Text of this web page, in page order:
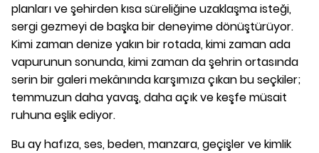
planları ve şehirden kısa süreliğine uzaklaşma isteği,
sergi gezmeyi de başka bir deneyime dönüştürüyor.
Kimi zaman denize yakın bir rotada, kimi zaman ada
vapurunun sonunda, kimi zaman da şehrin ortasında
serin bir galeri mekânında karşımıza çıkan bu seçkiler;
temmuzun daha yavaş, daha açık ve keşfe müsait
ruhuna eşlik ediyor.
Bu ay hafıza, ses, beden, manzara, geçişler ve kimlik